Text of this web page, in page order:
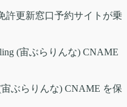
許更新窓口予約サイトが乗
(宙ぶらりんな) CNAME
ぶらりんな) CNAME を保